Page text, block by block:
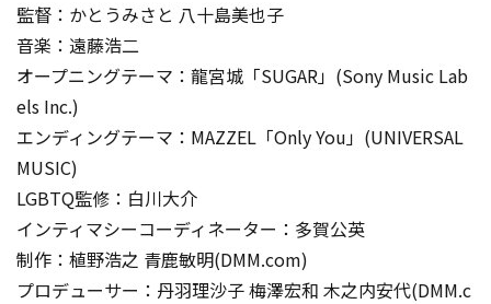
監督：かとうみさと 八十島美也子
音楽：遠藤浩二
オープニングテーマ：龍宮城「SUGAR」(Sony Music Lab
els Inc.)
エンディングテーマ：MAZZEL「Only You」(UNIVERSAL
MUSIC)
LGBTQ監修：白川大介
インティマシーコーディネーター：多賀公英
制作：植野浩之 青鹿敏明(DMM.com)
プロデューサー：丹羽理沙子 梅澤宏和 木之内安代(DMM.c